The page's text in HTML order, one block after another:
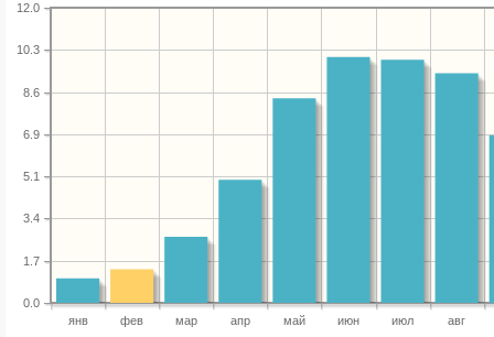
янв фев мар апр май июн июл авг
0.0
1.7
3.4
5.1
6.9
8.6
10.3
12.0